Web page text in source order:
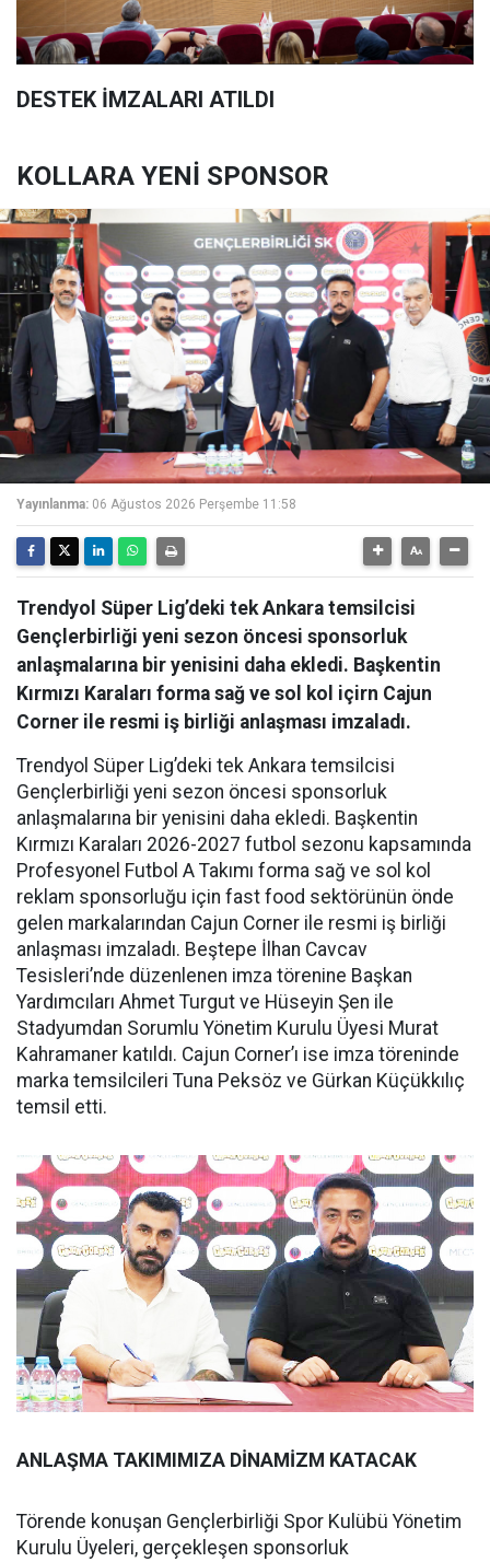
DESTEK İMZALARI ATILDI
KOLLARA YENİ SPONSOR
Yayınlanma: 06 Ağustos 2026 Perşembe 11:58
Trendyol Süper Lig’deki tek Ankara temsilcisi
Gençlerbirliği yeni sezon öncesi sponsorluk
anlaşmalarına bir yenisini daha ekledi. Başkentin
Kırmızı Karaları forma sağ ve sol kol içirn Cajun
Corner ile resmi iş birliği anlaşması imzaladı.
Trendyol Süper Lig’deki tek Ankara temsilcisi
Gençlerbirliği yeni sezon öncesi sponsorluk
anlaşmalarına bir yenisini daha ekledi. Başkentin
Kırmızı Karaları 2026-2027 futbol sezonu kapsamında
Profesyonel Futbol A Takımı forma sağ ve sol kol
reklam sponsorluğu için fast food sektörünün önde
gelen markalarından Cajun Corner ile resmi iş birliği
anlaşması imzaladı. Beştepe İlhan Cavcav
Tesisleri’nde düzenlenen imza törenine Başkan
Yardımcıları Ahmet Turgut ve Hüseyin Şen ile
Stadyumdan Sorumlu Yönetim Kurulu Üyesi Murat
Kahramaner katıldı. Cajun Corner’ı ise imza töreninde
marka temsilcileri Tuna Peksöz ve Gürkan Küçükkılıç
temsil etti.
ANLAŞMA TAKIMIMIZA DİNAMİZM KATACAK
Törende konuşan Gençlerbirliği Spor Kulübü Yönetim
Kurulu Üyeleri, gerçekleşen sponsorluk